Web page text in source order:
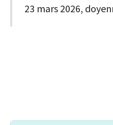
23 mars 2026,